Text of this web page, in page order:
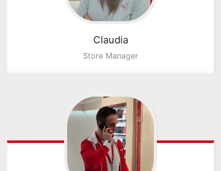
Claudia
Store Manager